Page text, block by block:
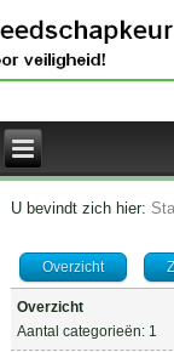
U bevindt zich hier:
Overzicht
Overzicht
Aantal categorieën: 1